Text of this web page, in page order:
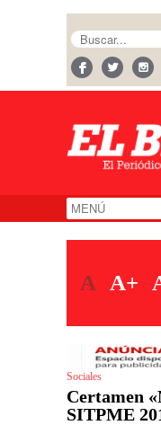
A A+
Sociales
Certamen
SITPME